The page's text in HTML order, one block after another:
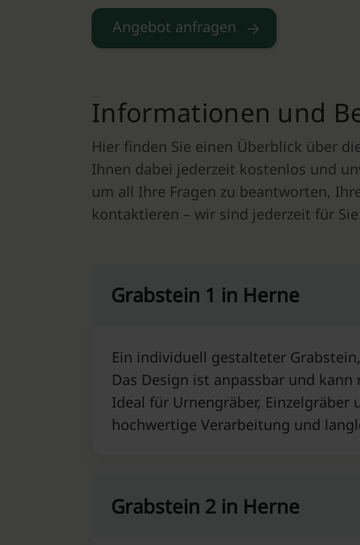
Angebot anfragen
Informationen und
Hier finden Sie einen Überblick über
Ihnen dabei jederzeit kostenlos und
um all Ihre Fragen zu beantworten,
kontaktieren – wir sind jederzeit für Sie
Grabstein 1 in Herne⁠
Ein individuell gestalteter
Das Design ist anpassbar und
Ideal für Urnengräber,
hochwertige Verarbeitung und
Grabstein 2 in Herne⁠